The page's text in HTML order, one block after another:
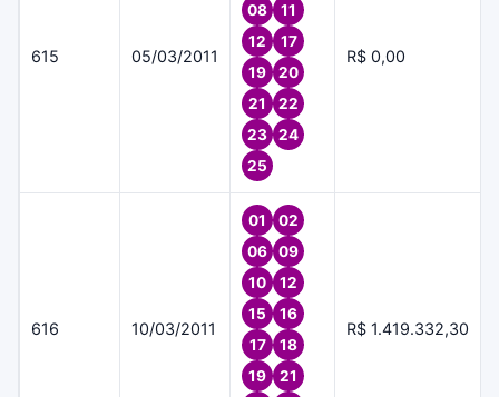
615 05/03/2011
08
11
12
17
19
20
21
22
23
24
25
R$ 0,00
616 10/03/2011
01
02
06
09
10
12
15
16
17
18
19
21
R$ 1.419.332,30